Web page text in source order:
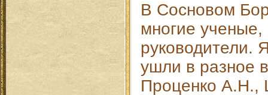
В Сосновом
многие ученые,
руководители.
ушли в разное
Проценко А.Н.,